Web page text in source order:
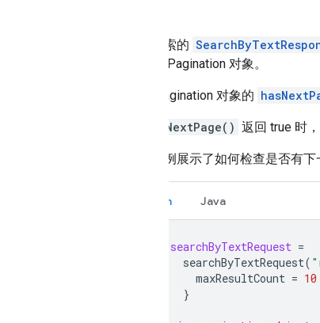
文本搜索的
回一个 Pagination 对象。
使用 Pagination 对象的
hasNextPage() 返回 true 时
以下示例展示了如何检查是否有
Kotlin Java
searchByTextRequest =
searchByTextRequest(
maxResultCount = 10
}